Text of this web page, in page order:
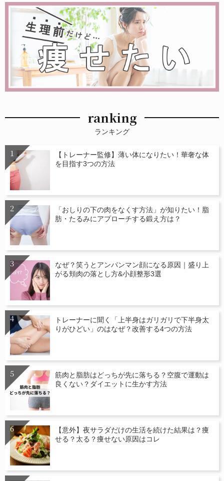
ranking
ランキング
【トレーナー監修】薄い体になりたい！華奢な体
を目指す3つの方法
「おしりの下の肉をなくす方法」が知りたい！脂
肪・たるみにアプローチする鍛え方は？
なぜ？笑うとアンパンマン顔になる原因｜盛り上
がる頬肉の落とし方&小顔整形3選
トレーナーに聞く「上半身はガリガリで下半身太
りがひどい」のはなぜ？改善する4つの方法
筋肉と脂肪はどっちが先に落ちる？空腹で運動は
良くない？ダイエットに生かす方法
【意外】夜サラダだけの生活を続けた結果は？痩
せる？太る？痩せない原因はコレ